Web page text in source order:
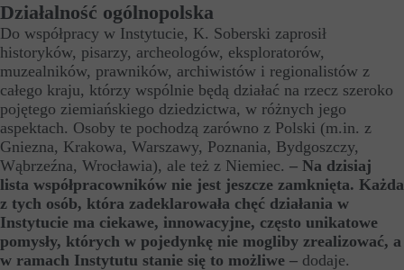
Działalność ogólnopolska
Do współpracy w Instytucie, K. Soberski zaprosił
historyków, pisarzy, archeologów, eksploratorów,
muzealników, prawników, archiwistów i regionalistów z
całego kraju, którzy wspólnie będą działać na rzecz szeroko
pojętego ziemiańskiego dziedzictwa, w różnych jego
aspektach. Osoby te pochodzą zarówno z Polski (m.in. z
Gniezna, Krakowa, Warszawy, Poznania, Bydgoszczy,
Wąbrzeźna, Wrocławia), ale też z Niemiec. – Na dzisiaj
lista współpracowników nie jest jeszcze zamknięta. Każda
z tych osób, która zadeklarowała chęć działania w
Instytucie ma ciekawe, innowacyjne, często unikatowe
pomysły, których w pojedynkę nie mogliby zrealizować, a
w ramach Instytutu stanie się to możliwe – dodaje.